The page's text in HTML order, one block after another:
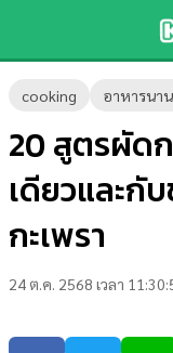
cooking อาหารนา
20 สูตรผัด
เดียวและกั
กะเพรา
24 ต.ค. 2568 เวลา
ข่าว-
ความ
รู้
บันเทิง
ตรวจ